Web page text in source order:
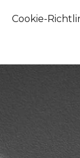
Cookie-